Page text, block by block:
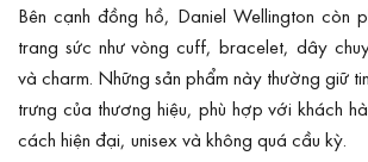
Bên cạnh đồng hồ, Daniel Wellington còn
trang sức như vòng cuff, bracelet, dây
và charm. Những sản phẩm này thường giữ
trưng của thương hiệu, phù hợp với khách
cách hiện đại, unisex và không quá cầu kỳ.